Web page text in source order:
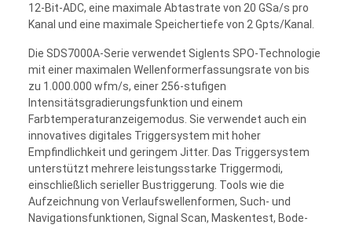
12-Bit-ADC, eine maximale Abtastrate von 20 GSa/s pro
Kanal und eine maximale Speichertiefe von 2 Gpts/Kanal.
Die SDS7000A-Serie verwendet Siglents SPO-Technologie
mit einer maximalen Wellenformerfassungsrate von bis
zu 1.000.000 wfm/s, einer 256-stufigen
Intensitätsgradierungsfunktion und einem
Farbtemperaturanzeigemodus. Sie verwendet auch ein
innovatives digitales Triggersystem mit hoher
Empfindlichkeit und geringem Jitter. Das Triggersystem
unterstützt mehrere leistungsstarke Triggermodi,
einschließlich serieller Bustriggerung. Tools wie die
Aufzeichnung von Verlaufswellenformen, Such- und
Navigationsfunktionen, Signal Scan, Maskentest, Bode-